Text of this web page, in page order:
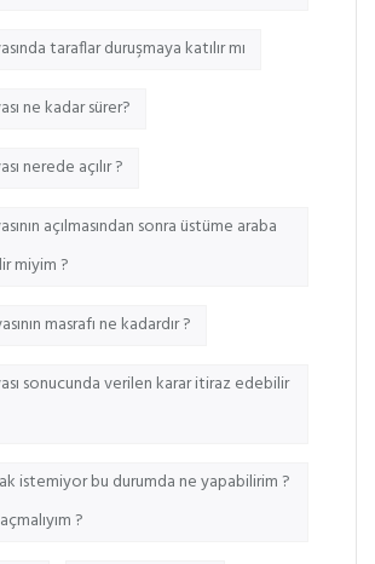
taraflar duruşmaya katılır mı
ne kadar sürer?
nerede açılır ?
açılmasından sonra üstüme araba
miyim ?
masrafı ne kadardır ?
sonucunda verilen karar itiraz edebilir
istemiyor bu durumda ne yapabilirim ?
?